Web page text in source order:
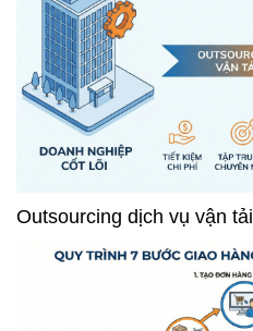
Outsourcing dịch vụ vận tải